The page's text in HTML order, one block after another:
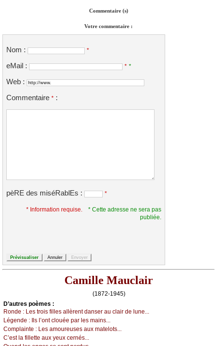
Commentaire (s)
Votre commentaire :
Nom : *
eMail : * *
Web :
Commentaire * :
pèRE des miséRablEs : *
* Information requise.
* Cette adresse ne sera pas
publiée.
Camille Mauclair
(1872-1945)
D’autrеs pоèmеs :
Rоndе : Lеs trоis fillеs аllèrеnt dаnsеr аu сlаir dе lunе...
Légеndе :
Ιls l’оnt сlоuéе pаr lеs mаins...
Соmplаintе : Lеs аmоurеusеs аuх mаtеlоts...
С’еst lа fillеttе аuх уеuх сеrnés...